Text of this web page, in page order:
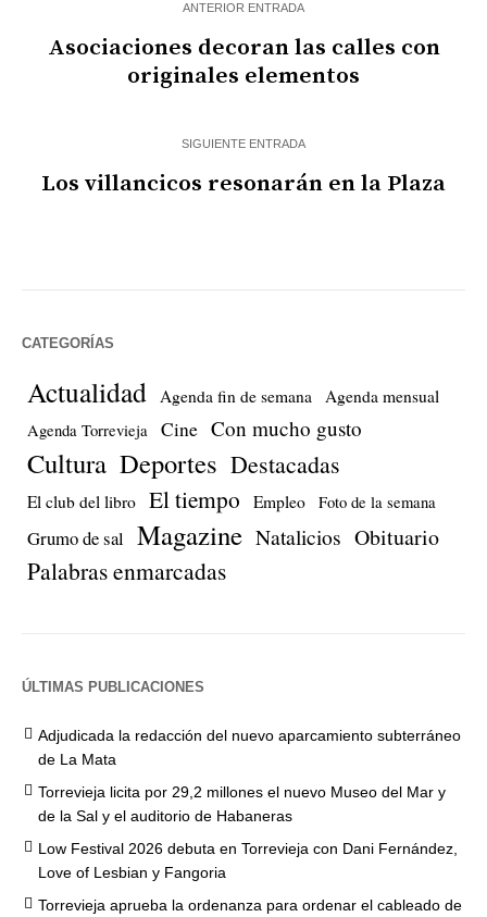
ANTERIOR ENTRADA
Asociaciones decoran las calles con
originales elementos
SIGUIENTE ENTRADA
Los villancicos resonarán en la Plaza
CATEGORÍAS
Actualidad Agenda fin de semana Agenda mensual
Agenda Torrevieja Cine Con mucho gusto
Cultura Deportes Destacadas
El club del libro El tiempo Empleo Foto de la semana
Grumo de sal Magazine Natalicios Obituario
Palabras enmarcadas
ÚLTIMAS PUBLICACIONES
Adjudicada la redacción del nuevo aparcamiento subterráneo
de La Mata
Torrevieja licita por 29,2 millones el nuevo Museo del Mar y
de la Sal y el auditorio de Habaneras
Low Festival 2026 debuta en Torrevieja con Dani Fernández,
Love of Lesbian y Fangoria
Torrevieja aprueba la ordenanza para ordenar el cableado de